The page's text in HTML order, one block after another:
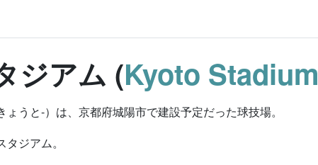
ジアム (Kyoto Stadium
うと-）は、京都府城陽市で建設予定だった球技場。
ジアム。